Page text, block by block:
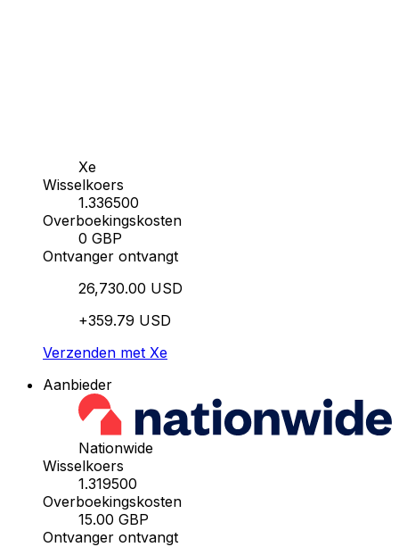
Xe
Wisselkoers
1.336500
Overboekingskosten
0 GBP
Ontvanger ontvangt
26,730.00 USD
+359.79 USD
Verzenden met Xe
Aanbieder
Nationwide
Wisselkoers
1.319500
Overboekingskosten
15.00 GBP
Ontvanger ontvangt